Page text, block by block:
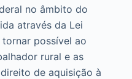
no âmbito do
através da Lei
possível ao
rural e as
de aquisição à